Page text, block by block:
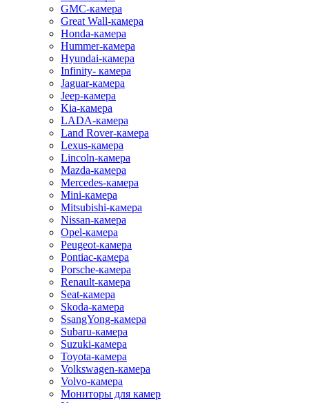
GMC-камера
Great Wall-камера
Honda-камера
Hummer-камера
Hyundai-камера
Infinity- камера
Jaguar-камера
Jeep-камера
Kia-камера
LADA-камера
Land Rover-камера
Lexus-камера
Lincoln-камера
Mazda-камера
Mercedes-камера
Mini-камера
Mitsubishi-камера
Nissan-камера
Opel-камера
Peugeot-камера
Pontiac-камера
Porsche-камера
Renault-камера
Seat-камера
Skoda-камера
SsangYong-камера
Subaru-камера
Suzuki-камера
Toyota-камера
Volkswagen-камера
Volvo-камера
Мониторы для камер